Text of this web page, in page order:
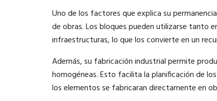
Uno de los factores que explica su
de obras. Los bloques pueden utilizarse tanto
infraestructuras, lo que los convierte en un
Además, su fabricación industrial permite
homogéneas. Esto facilita la planificación de
los elementos se fabricaran directamente en